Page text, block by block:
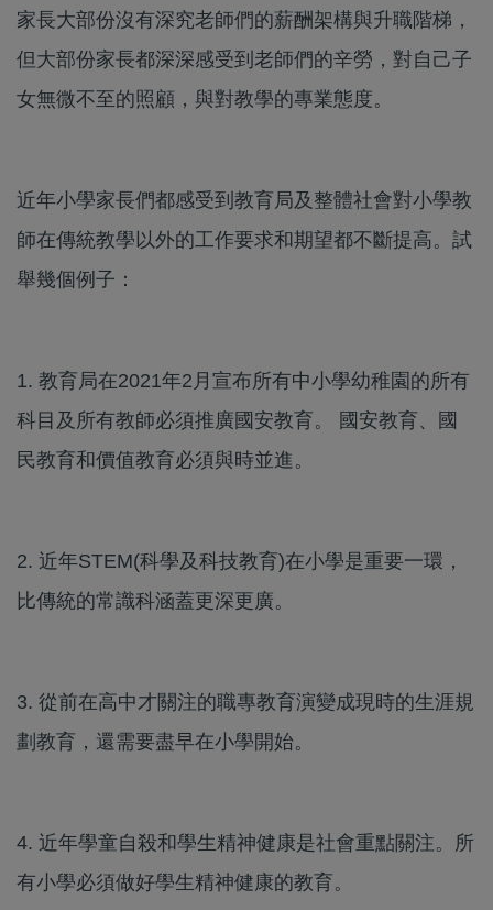
家長大部份沒有深究老師們的薪酬架構與升職階梯，
但大部份家長都深深感受到老師們的辛勞，對自己子
女無微不至的照顧，與對教學的專業態度。
近年小學家長們都感受到教育局及整體社會對小學教
師在傳統教學以外的工作要求和期望都不斷提高。試
舉幾個例子：
1. 教育局在2021年2月宣布所有中小學幼稚園的所有
科目及所有教師必須推廣國安教育。 國安教育、國
民教育和價值教育必須與時並進。
2. 近年STEM(科學及科技教育)在小學是重要一環，
比傳統的常識科涵蓋更深更廣。
3. 從前在高中才關注的職專教育演變成現時的生涯規
劃教育，還需要盡早在小學開始。
4. 近年學童自殺和學生精神健康是社會重點關注。所
有小學必須做好學生精神健康的教育。